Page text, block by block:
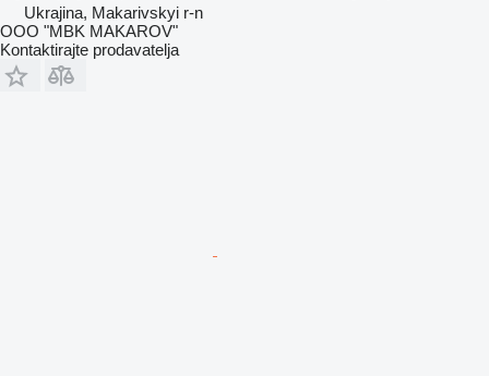
Ukrajina, Makarivskyi r-n
OOO "MBK MAKAROV"
Kontaktirajte prodavatelja